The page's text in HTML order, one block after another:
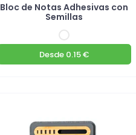
Bloc de Notas Adhesivas con
Semillas
Desde 0.15 €